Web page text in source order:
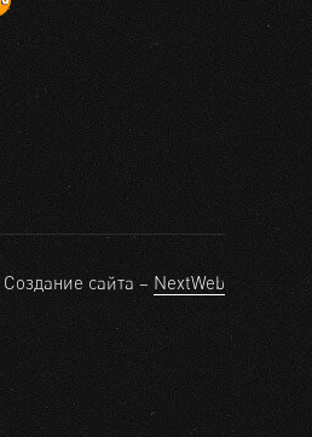
Создание сайта – NextWeb